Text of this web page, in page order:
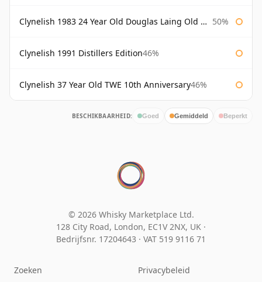
Clynelish 1983 24 Year Old Douglas Laing Old Malt Cask 50%
Clynelish 1991 Distillers Edition46%
Clynelish 37 Year Old TWE 10th Anniversary46%
BESCHIKBAARHEID: Goed Gemiddeld Beperkt
© 2026 Whisky Marketplace Ltd.
128 City Road, London, EC1V 2NX, UK ·
Bedrijfsnr. 17204643 · VAT 519 9116 71
Zoeken Privacybeleid